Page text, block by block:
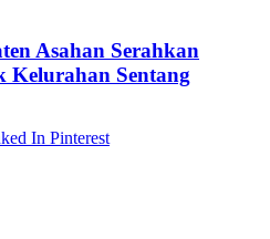
Asahan Serahkan
Kelurahan Sentang
In Pinterest